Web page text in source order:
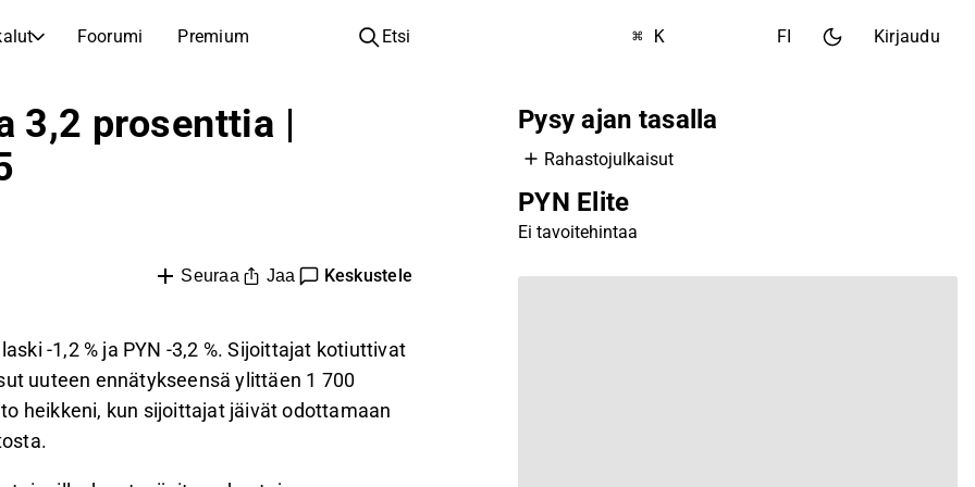
Foorumi Premium
Yhtiöt
Listautumiset
Yhtiökokouskutsut
Analyysikoulu
Salkunhaltijat
Etsi ⌘ K FI Kirjaudu
3,2 prosenttia |
Seuraa Jaa Keskustele
-1,2 % ja PYN -3,2 %. Sijoittajat kotiuttivat
uuteen ennätykseensä ylittäen 1 700
heikkeni, kun sijoittajat jäivät odottamaan
Pysy ajan tasalla
Rahastojulkaisut
PYN Elite
Ei tavoitehintaa